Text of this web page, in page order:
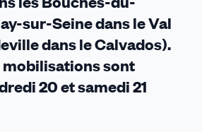
sur-Seine dans le Val
dans le Calvados).
mobilisations sont
20 et samedi 21